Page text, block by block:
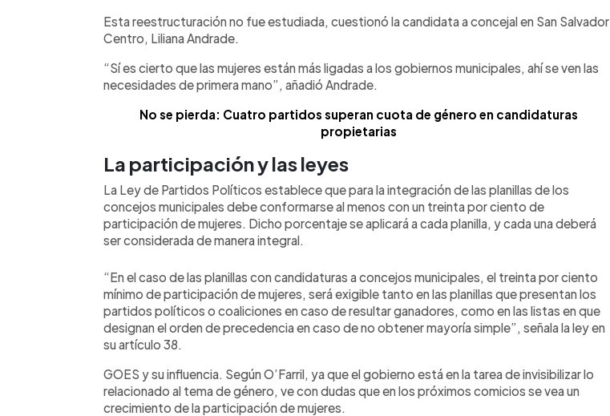
Esta reestructuración no fue estudiada, cuestionó la candidata a concejal en San Salvador
Centro, Liliana Andrade.
“Sí es cierto que las mujeres están más ligadas a los gobiernos municipales, ahí se ven las
necesidades de primera mano”, añadió Andrade.
No se pierda: Cuatro partidos superan cuota de género en candidaturas
propietarias
La participación y las leyes
La Ley de Partidos Políticos establece que para la integración de las planillas de los
concejos municipales debe conformarse al menos con un treinta por ciento de
participación de mujeres. Dicho porcentaje se aplicará a cada planilla, y cada una deberá
ser considerada de manera integral.
“En el caso de las planillas con candidaturas a concejos municipales, el treinta por ciento
mínimo de participación de mujeres, será exigible tanto en las planillas que presentan los
partidos políticos o coaliciones en caso de resultar ganadores, como en las listas en que
designan el orden de precedencia en caso de no obtener mayoría simple”, señala la ley en
su artículo 38.
GOES y su influencia. Según O’Farril, ya que el gobierno está en la tarea de invisibilizar lo
relacionado al tema de género, ve con dudas que en los próximos comicios se vea un
crecimiento de la participación de mujeres.